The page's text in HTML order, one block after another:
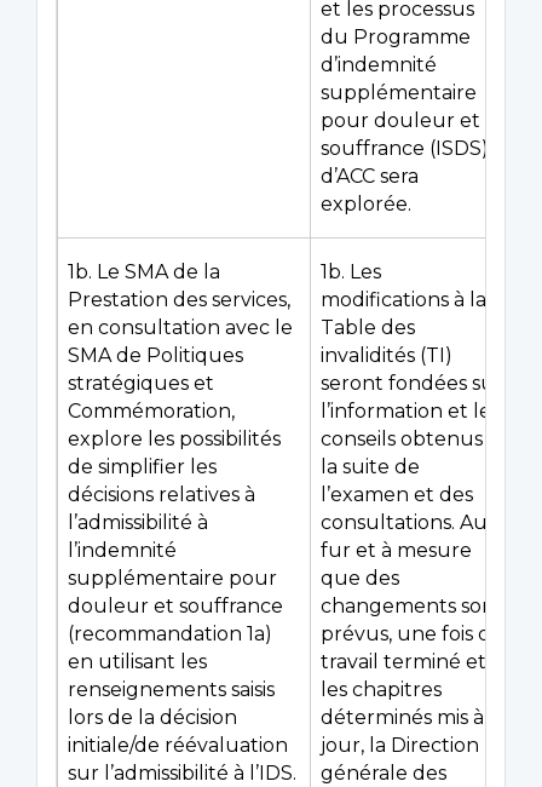
et les processus
du Programme
d’indemnité
supplémentaire
pour douleur et
souffrance (ISDS)
d’ACC sera
explorée.
1b. Le SMA de la
Prestation des services,
en consultation avec le
SMA de Politiques
stratégiques et
Commémoration,
explore les possibilités
de simplifier les
décisions relatives à
l’admissibilité à
l’indemnité
supplémentaire pour
douleur et souffrance
(recommandation 1a)
en utilisant les
renseignements saisis
lors de la décision
initiale/de réévaluation
sur l’admissibilité à l’IDS.
1b. Les
modifications à la
Table des
invalidités (TI)
seront fondées sur
l’information et les
conseils obtenus à
la suite de
l’examen et des
consultations. Au
fur et à mesure
que des
changements sont
prévus, une fois ce
travail terminé et
les chapitres
déterminés mis à
jour, la Direction
générale des